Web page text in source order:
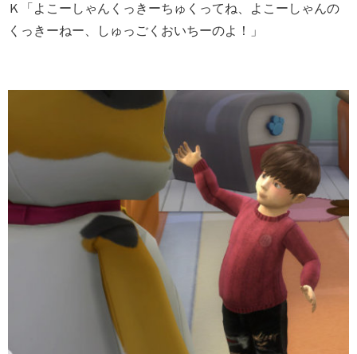
Ｋ「よこーしゃんくっきーちゅくってね、よこーしゃんの
くっきーねー、しゅっごくおいちーのよ！」